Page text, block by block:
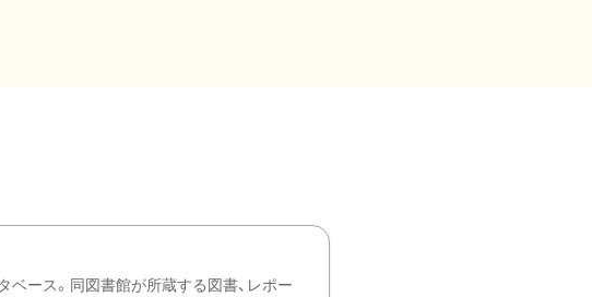
ース。同図書館が所蔵する図書、レポー